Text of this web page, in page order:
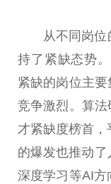
从不同岗
持了紧缺态势
紧缺的岗位主
竞争激烈。算法
才紧缺度榜首，
的爆发也推动了
深度学习 等AI方